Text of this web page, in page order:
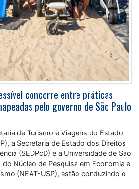
concorre entre práticas
pelo governo de São Paulo
de Turismo e Viagens do Estado
a Secretaria de Estado dos Direitos
(SEDPcD) e a Universidade de São
do Núcleo de Pesquisa em Economia e
(NEAT-USP), estão conduzindo o